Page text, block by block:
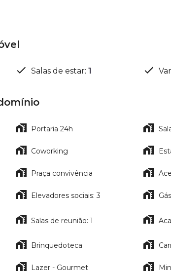
Salas de estar: 1
Portaria 24h
Coworking
Praça convivência
Elevadores sociais: 3
Salas de reunião: 1
Brinquedoteca
Lazer - Gourmet